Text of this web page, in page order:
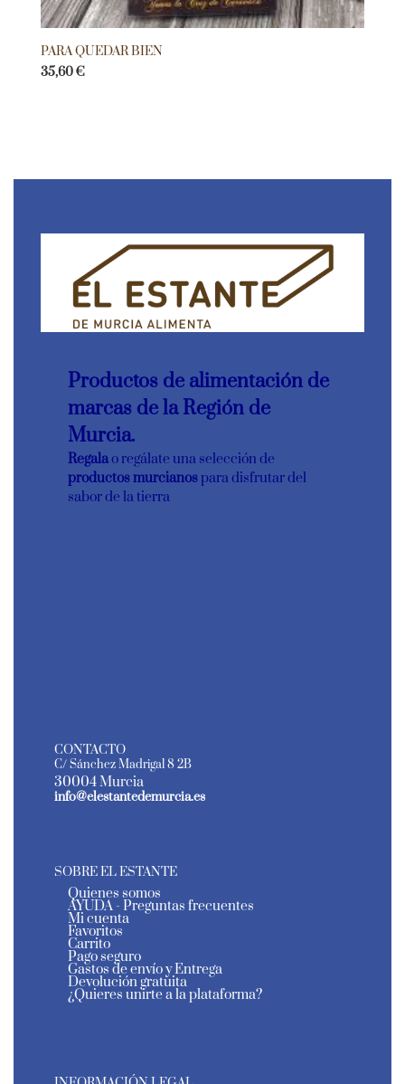
PARA QUEDAR BIEN
35,60€
Productos de alimentación de
marcas de la Región de
Murcia.
Regalao regálate una selección de
productos murcianospara disfrutar del
sabor de la tierra
CONTACTO
C/ Sánchez Madrigal 8 2B
30004 Murcia
info@elestantedemurcia.es
SOBRE EL ESTANTE
Quienes somos
AYUDA - Preguntas frecuentes
Mi cuenta
Favoritos
Carrito
Pago seguro
Gastos de envío y Entrega
Devolución gratuita
¿Quieres unirte a la plataforma?